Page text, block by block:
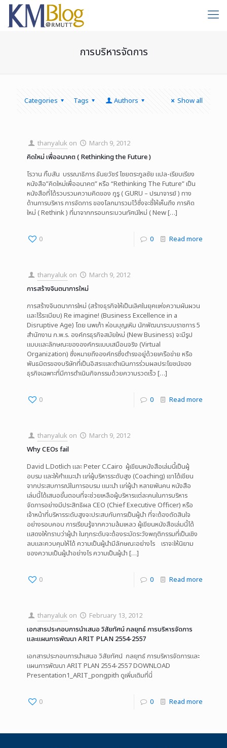
การบริหารจัดการ
Categories Tags Authors Show all
thanyaluk on
March 9, 2012
คิดใหม่ เพื่ออนาคต ( Rethinking the Future )
โรวาน กิ๊บสัน บรรณาธิการ ธันยวัชร์ ไชยตระกูลชัย แปล-เรียบเรียง
หนังสือ”คิดใหม่เพื่ออนาคต” หรือ “Rethinking The Future” เป็น
หนังสือที่ได้รวบรวมความคิดของ กูรู ( GURU – ปรมาจารย์ ) ทาง
ด้านการบริหาร การจัดการ ของโลกมารวมไว้ซึ่งจะชี้ให้เห็นถึง การคิด
ใหม่ ( Rethink ) ที่มาจากกรอบกระบวนทัศน์ใหม่ ( New[…]
0 0 Read more
thanyaluk on
March 9, 2012
การสร้างจินตนาการใหม่
การสร้างจินตนาการใหม่ (สร้างธุรกิจให้เป็นเลิศในยุคแห่งความผันผวน
และไร้ระเบียบ) Re imagine! (Business Excellence in a
Disruptive Age) โดย นพเก้า ห่อนบุญเหิม นักพัฒนาระบบราชการ 5
สำนักงาน ก.พ.ร. องค์กรธุรกิจสมัยใหม่ (New Business) จะมีรูป
แบบและลักษณะขององค์กรแบบเสมือนจริง (Virtual
Organization) ซึ่งหมายถึงองค์กรซึ่งดำรงอยู่ด้วยเครือข่าย หรือ
พันธมิตรของบริษัทที่เป็นอิสระและดำเนินการร่วมผลประโยชน์ของ
ธุรกิจเฉพาะที่มีการดำเนินกิจกรรมด้วยความรวดเร็ว […]
0 0 Read more
thanyaluk on
March 9, 2012
Why CEOs fail
David L.Dotlich และ Peter C.Cairo ผู้เขียนหนังสือเล่มนี้เป็นผู้
อบรม และให้คำแนะนำ แก่ผู้บริหารระดับสูง (Coaching) เขาได้เขียน
จากประสบการณ์ในการอบรม แนะนำ แก่ผู้นำ หลายพันคน หนังสือ
เล่มนี้ได้เสนอขั้นตอนที่จะช่วยเหลือผู้บริหารแต่ละคนในการบริหาร
จัดการอย่างมีประสิทธิผล CEO (Chief Executive Officer) หรือ
เจ้าหน้าที่บริหารระดับสูงจะประสบกับการเป็นผู้นำ ที่จะต้องตัดสินใจ
อย่างรอบคอบ การเรียนรู้จากความล้มเหลว ผู้เขียนหนังสือเล่มนี้ได้
แสดงให้ทราบว่าผู้นำ ในทุกระดับจะต้องระมัดระวังพฤติกรรมที่เป็นเชิง
ลบและควบคุมให้ได้ ความเป็นผู้นำมีลักษณะอย่างไร เราจะให้นิยาม
ของความเป็นผู้นำอย่างไร ความเป็นผู้นำ […]
0 0 Read more
thanyaluk on
February 13, 2012
เอกสารประกอบการนำเสนอ วิสัยทัศน์ กลยุทธ์ การบริหารจัดการ
และแผนการพัฒนา ARIT PLAN 2554-2557
เอกสารประกอบการนำเสนอ วิสัยทัศน์ กลยุทธ์ การบริหารจัดการและ
แผนการพัฒนา ARIT PLAN 2554-2557 DOWNLOAD
Presentation1_ARIT_pongpith ดูเพิ่มเติมที่นี่
0 0 Read more